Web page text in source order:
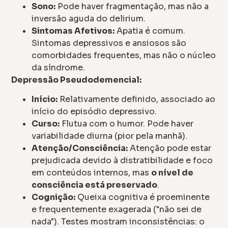
Sono: Pode haver fragmentação, mas não a
inversão aguda do delirium.
Sintomas Afetivos:Apatia é comum.
Sintomas depressivos e ansiosos são
comorbidades frequentes, mas não o núcleo
da síndrome.
Depressão Pseudodemencial:
Início: Relativamente definido, associado ao
início do episódio depressivo.
Curso: Flutua com o humor. Pode haver
variabilidade diurna (pior pela manhã).
Atenção/Consciência:Atenção pode estar
prejudicada devido à distratibilidade e foco
em conteúdos internos, mas o nível de
consciência está preservado.
Cognição: Queixa cognitiva é proeminente
e frequentemente exagerada ("não sei de
nada"). Testes mostram inconsistências: o